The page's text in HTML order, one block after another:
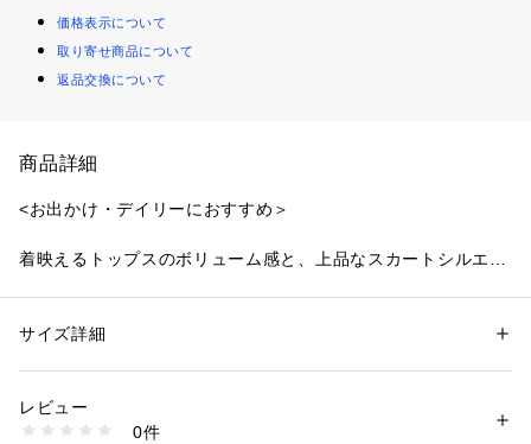
価格表示について
取り寄せ商品について
返品交換について
商品詳細
<お出かけ・デイリーにおすすめ＞
着映えるトップスのボリューム感と、上品なスカートシルエッ
す。肩を落としてオフショルダーにすると華やかに決まり、肩
てくれます。
性別：レディース
素材：（上身頃）ポリエステル 100%（下身頃）ポリエステル 97% ポリ
生産国：中国製
洗濯：40℃非常に弱い 漂白× アイロン110℃ ドライ× タンブル乾燥× 吊り
サイズ詳細
レビュー
0件